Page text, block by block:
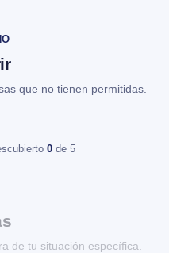
que no tienen permitidas.
0 de 5
de tu situación específica.